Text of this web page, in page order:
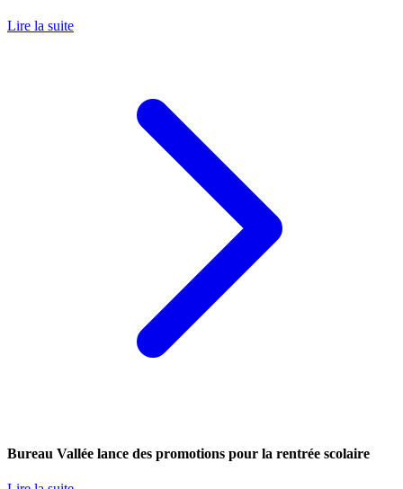
Lire la suite
Bureau Vallée lance des promotions pour la rentrée scolaire